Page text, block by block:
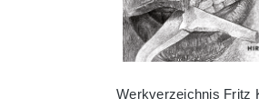
Werkverzeichnis Fritz